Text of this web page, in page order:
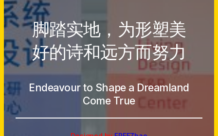
脚踏实地，为形塑美
好的诗和远方而努力
Endeavour to Shape a Dreamland
Come True